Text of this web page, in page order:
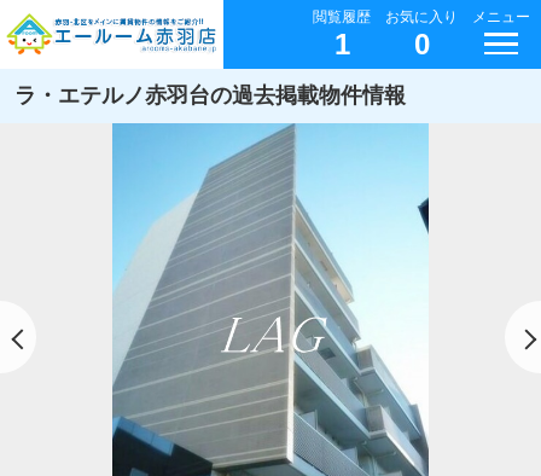
閲覧履歴
1
お気に入り
0
メニュー
ラ・エテルノ赤羽台の過去掲載物件情報